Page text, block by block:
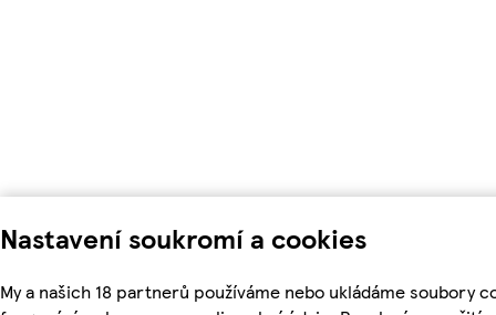
Nastavení soukromí a cookies
My a našich 18 partnerů používáme nebo ukládáme soubory